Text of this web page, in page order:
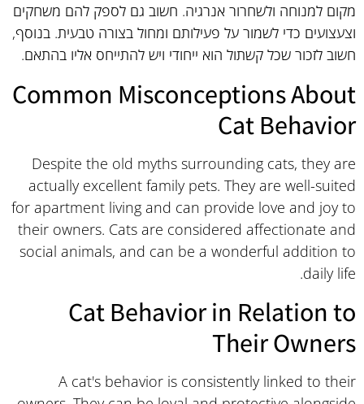
מקום למנוחה ולשחרור אנרגיה. חשוב גם לספק להם משחקים
וצעצועים כדי לשמור על פעילותם ומחול בצורה טבעית. בנוסף,
חשוב לזכור שכל קשתול הוא ייחודי ויש להתייחס אליו בהתאם.
Common Misconceptions About
Cat Behavior
Despite the old myths surrounding cats, they are
actually excellent family pets. They are well-suited
for apartment living and can provide love and joy to
their owners. Cats are considered affectionate and
social animals, and can be a wonderful addition to
daily life.
Cat Behavior in Relation to
Their Owners
A cat's behavior is consistently linked to their